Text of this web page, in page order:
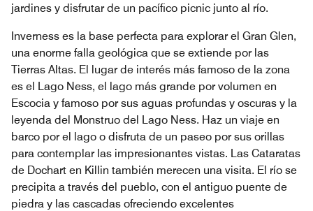
jardines y disfrutar de un pacífico picnic junto al río.
Inverness es la base perfecta para explorar el Gran Glen,
una enorme falla geológica que se extiende por las
Tierras Altas. El lugar de interés más famoso de la zona
es el Lago Ness, el lago más grande por volumen en
Escocia y famoso por sus aguas profundas y oscuras y la
leyenda del Monstruo del Lago Ness. Haz un viaje en
barco por el lago o disfruta de un paseo por sus orillas
para contemplar las impresionantes vistas. Las Cataratas
de Dochart en Killin también merecen una visita. El río se
precipita a través del pueblo, con el antiguo puente de
piedra y las cascadas ofreciendo excelentes